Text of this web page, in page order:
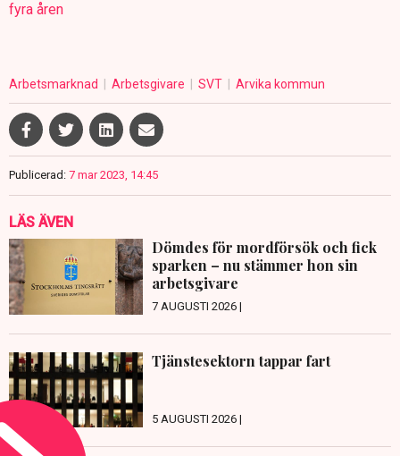
fyra åren
Arbetsmarknad Arbetsgivare SVT Arvika kommun
Publicerad: 7 mar 2023, 14:45
LÄS ÄVEN
Dömdes för mordförsök och fick
sparken – nu stämmer hon sin
arbetsgivare
7 AUGUSTI 2026 |
Tjänstesektorn tappar fart
5 AUGUSTI 2026 |